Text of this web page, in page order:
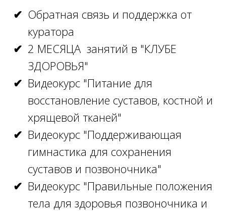
Обратная связь и поддержка от
куратора
2 МЕСЯЦА занятий в "КЛУБЕ
ЗДОРОВЬЯ"
Видеокурс "Питание для
восстановление суставов, костной и
хрящевой тканей"
Видеокурс "Поддерживающая
гимнастика для сохранения
суставов и позвоночника"
Видеокурс "Правильные положения
тела для здоровья позвоночника и